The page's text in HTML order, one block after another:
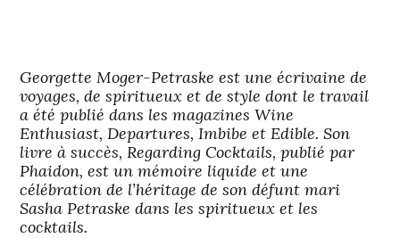
Georgette Moger-Petraske est une écrivaine de
voyages, de spiritueux et de style dont le travail
a été publié dans les magazines Wine
Enthusiast, Departures, Imbibe et Edible. Son
livre à succès, Regarding Cocktails, publié par
Phaidon, est un mémoire liquide et une
célébration de l’héritage de son défunt mari
Sasha Petraske dans les spiritueux et les
cocktails.